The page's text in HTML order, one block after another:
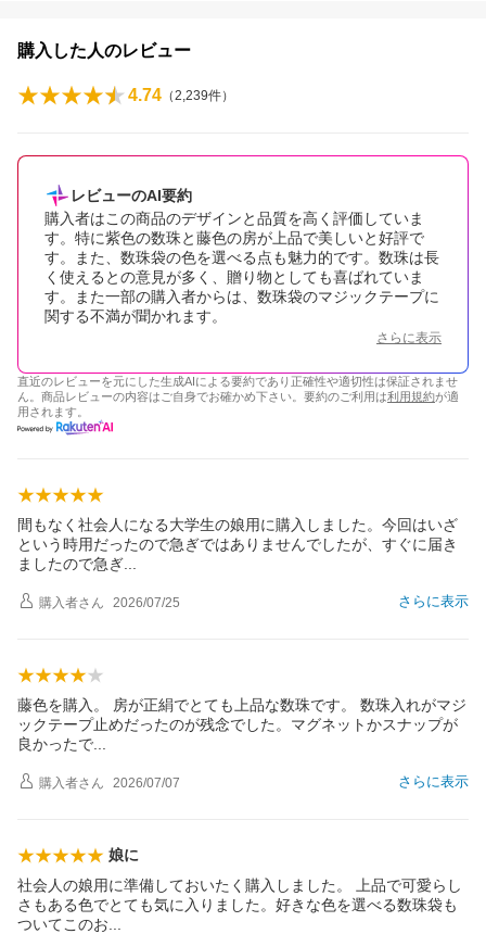
購入した人のレビュー
4.74 （2,239件）
レビューのAI要約
購入者はこの商品のデザインと品質を高く評価していま
す。特に紫色の数珠と藤色の房が上品で美しいと好評で
す。また、数珠袋の色を選べる点も魅力的です。数珠は長
く使えるとの意見が多く、贈り物としても喜ばれていま
す。また一部の購入者からは、数珠袋のマジックテープに
関する不満が聞かれます。
さらに表示
直近のレビューを元にした生成AIによる要約であり正確性や適切性は保証されませ
ん。商品レビューの内容はご自身でお確かめ下さい。要約のご利用は利用規約が適
用されます。
間もなく社会人になる大学生の娘用に購入しました。今回はいざ
という時用だったので急ぎではありませんでしたが、すぐに届き
ましたので急 ぎ
さらに表示
購入者さん 2026/07/25
藤色を購入。 房が正絹でとても上品な数珠です。 数珠入れがマジ
ックテープ止めだったのが残念でした。マグネットかスナップが
良かったで
さらに表示
購入者さん 2026/07/07
娘に
社会人の娘用に準備しておいたく購入しました。 上品で可愛らし
さもある色でとても気に入りました。好きな色を選べる数珠袋も
ついてこのお